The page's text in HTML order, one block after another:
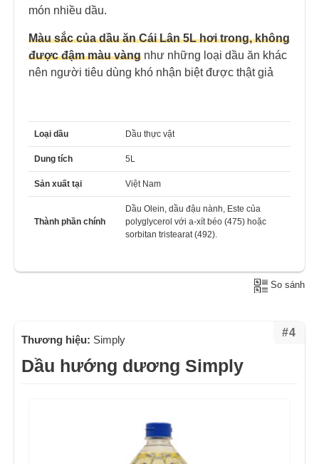
món nhiều dầu.
Màu sắc của dầu ăn Cái Lân 5L hơi trong, không
được đậm màu vàng như những loại dầu ăn khác
nên người tiêu dùng khó nhận biệt được thật giả
Loại dầu Dầu thực vật
Dung tích 5L
Sản xuất tại Việt Nam
Thành phần chính
Dầu Olein, dầu đậu nành, Este của
polyglycerol với a-xít béo (475) hoặc
sorbitan tristearat (492).
So sánh
#4
Thương hiệu: Simply
Dầu hướng dương Simply